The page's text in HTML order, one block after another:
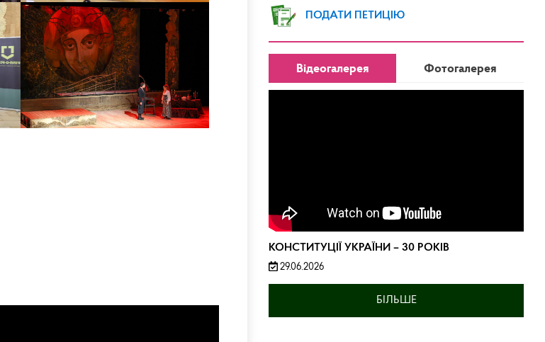
ПОДАТИ ПЕТИЦІЮ
Відеогалерея Фотогалерея
КОНСТИТУЦІЇ УКРАЇНИ – 30 РОКІВ
29.06.2026
БІЛЬШЕ